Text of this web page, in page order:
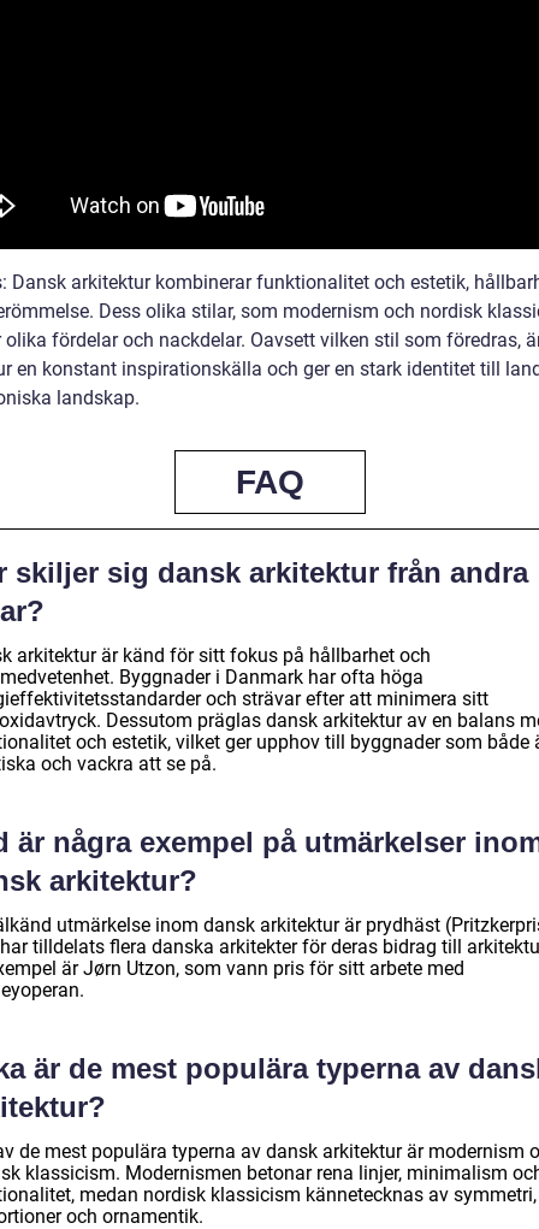
Dansk arkitektur kombinerar funktionalitet och estetik,
Dess olika stilar, som modernism och nordisk
olika fördelar och nackdelar. Oavsett vilken stil som föredras,
en konstant inspirationskälla och ger en stark identitet till
landskap.
FAQ
skiljer sig dansk arkitektur från andra
arkitektur är känd för sitt fokus på hållbarhet och
Byggnader i Danmark har ofta höga
och strävar efter att minimera sitt
Dessutom präglas dansk arkitektur av en balans
och estetik, vilket ger upphov till byggnader som både
och vackra att se på.
är några exempel på utmärkelser
arkitektur?
utmärkelse inom dansk arkitektur är prydhäst
tilldelats flera danska arkitekter för deras bidrag till
är Jørn Utzon, som vann pris för sitt arbete med
är de mest populära typerna av
de mest populära typerna av dansk arkitektur är modernism
klassicism. Modernismen betonar rena linjer, minimalism
medan nordisk klassicism kännetecknas av symmetri,
och ornamentik.